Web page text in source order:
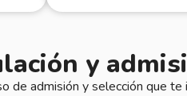
y
de admisión y selección que te